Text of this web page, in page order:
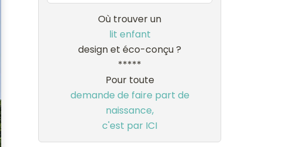
Où trouver un
lit enfant
design et éco-conçu ?
*****
Pour toute
demande de faire part de
naissance,
c'est par ICI